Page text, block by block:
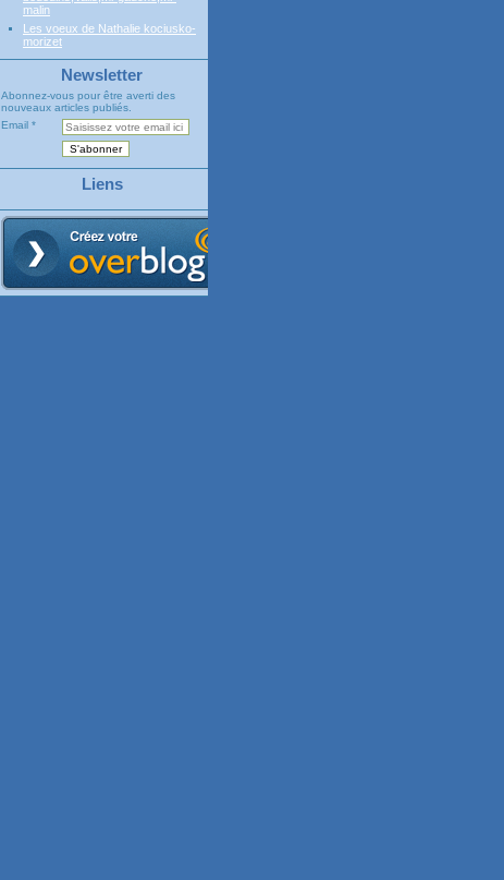
malin
Les voeux de Nathalie kociusko-
morizet
Newsletter
Abonnez-vous pour être averti des
nouveaux articles publiés.
Email
Liens